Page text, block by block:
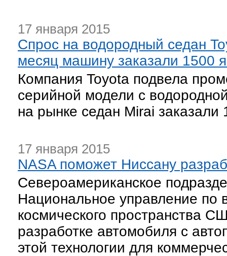
17 января 2015
Спрос на водородный седан
месяц машину заказали 1500
Компания Toyota подвела
серийной модели с
на рынке седан Mirai
17 января 2015
NASA поможет Ниссану
Североамериканское
Национальное управление по
космического пространства
разработке автомобиля с
этой технологии для